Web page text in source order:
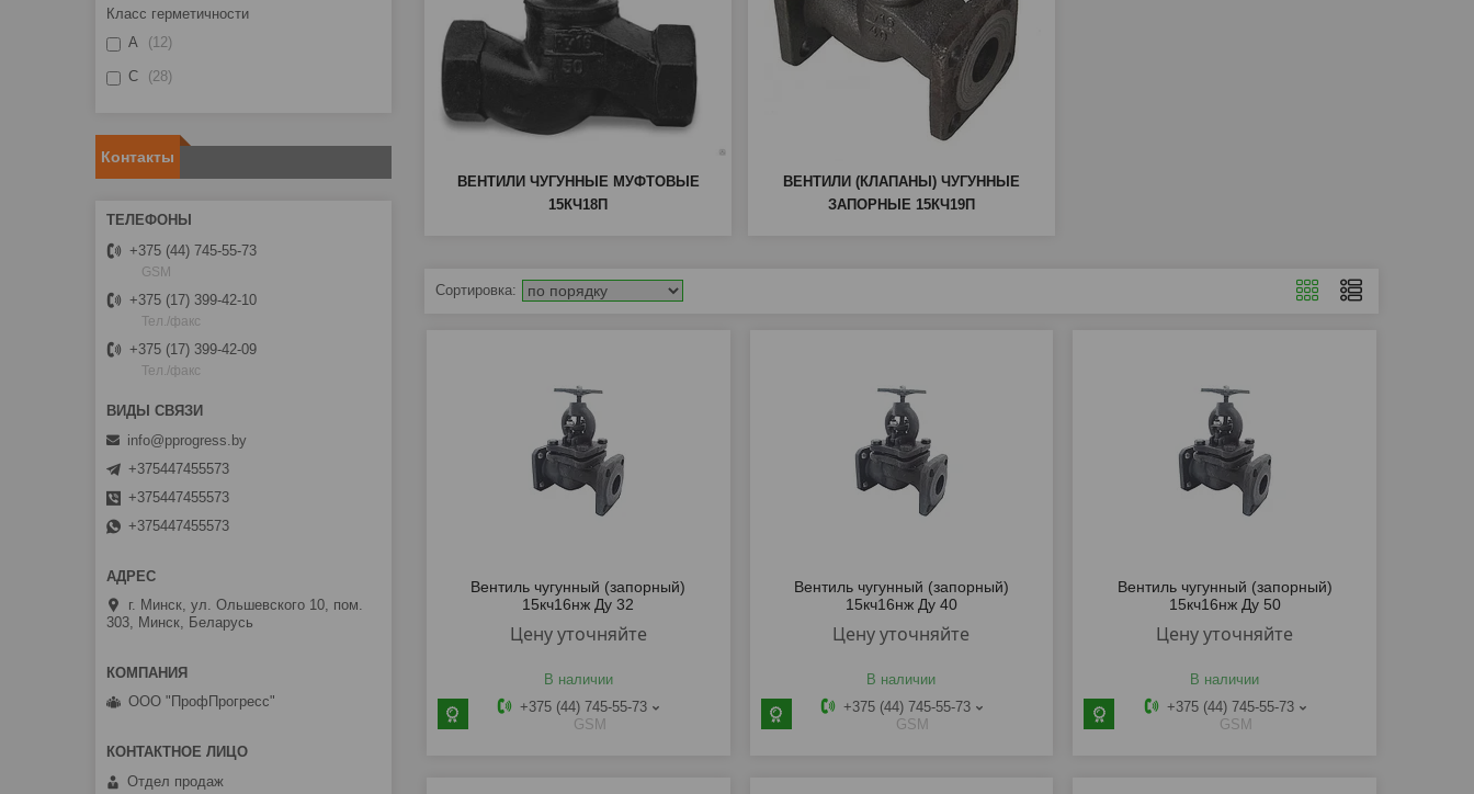
ВЕНТИЛИ ЧУГУННЫЕ МУФТОВЫЕ
15КЧ18П
ВЕНТИЛИ (КЛАПАНЫ) ЧУГУННЫЕ
ЗАПОРНЫЕ 15КЧ19П
Вентиль чугунный (запорный)
15кч16нж Ду 32
Цену уточняйте
В наличии
+375 (44) 745-55-73
GSM
Вентиль чугунный (запорный)
15кч16нж Ду 40
Цену уточняйте
В наличии
+375 (44) 745-55-73
GSM
Вентиль чугунный (запорный)
15кч16нж Ду 50
Цену уточняйте
В наличии
+375 (44) 745-55-73
GSM
Класс герметичности
А
12
С 28
Контакты
+375 (44) 745-55-73
GSM
+375 (17) 399-42-10
Тел./факс
+375 (17) 399-42-09
Тел./факс
info@pprogress.by
+375447455573
+375447455573
+375447455573
г. Минск, ул. Ольшевского 10, пом.
303, Минск, Беларусь
ООО "ПрофПрогресс"
Отдел продаж